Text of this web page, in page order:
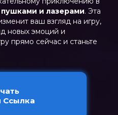
пушками и лазерами. Эта
ваш взгляд на игру,
новых эмоций и
прямо сейчас и станьте
Ссылка